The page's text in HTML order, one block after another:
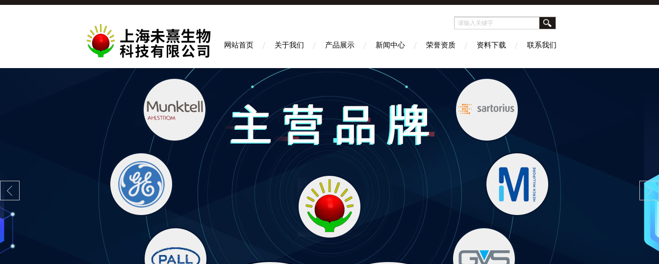
网站首页 关于我们 产品展示 新闻中心 荣誉资质 资料下载 联系我们